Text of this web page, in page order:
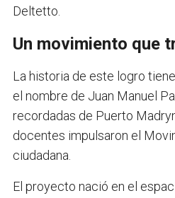
Deltetto.
Un movimiento que
La historia de este logro
el nombre de Juan Manuel
recordadas de Puerto
docentes impulsaron el
ciudadana.
El proyecto nació en el